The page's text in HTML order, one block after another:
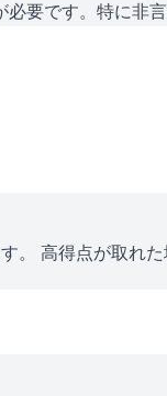
要です。特に
高得点が取れ